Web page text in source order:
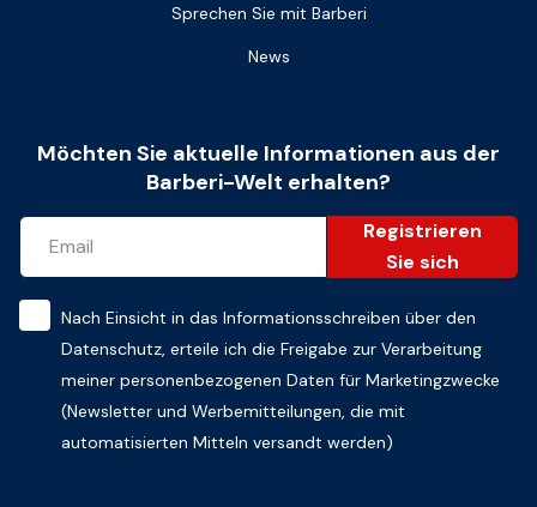
Sprechen Sie mit Barberi
News
Möchten Sie aktuelle Informationen aus der
Barberi-Welt erhalten?
Registrieren
Sie sich
Nach Einsicht in das Informationsschreiben über den
Datenschutz , erteile ich die Freigabe zur Verarbeitung
meiner personenbezogenen Daten für Marketingzwecke
(Newsletter und Werbemitteilungen, die mit
automatisierten Mitteln versandt werden)